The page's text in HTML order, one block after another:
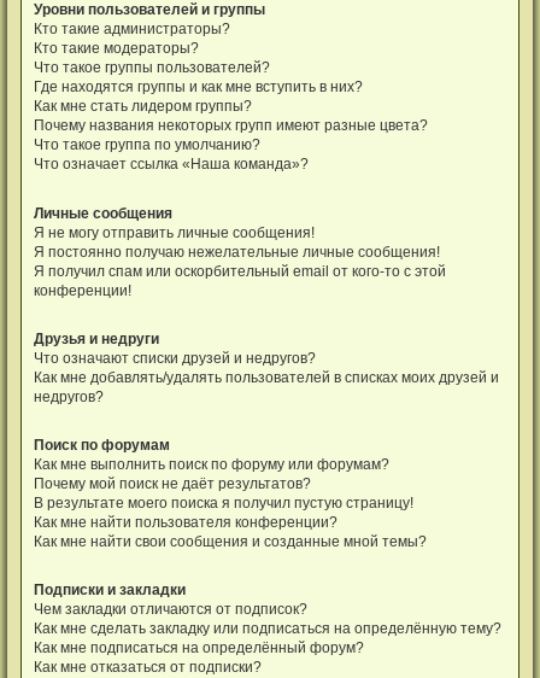
Уровни пользователей и группы
Кто такие администраторы?
Кто такие модераторы?
Что такое группы пользователей?
Где находятся группы и как мне вступить в них?
Как мне стать лидером группы?
Почему названия некоторых групп имеют разные цвета?
Что такое группа по умолчанию?
Что означает ссылка «Наша команда»?
Личные сообщения
Я не могу отправить личные сообщения!
Я постоянно получаю нежелательные личные сообщения!
Я получил спам или оскорбительный email от кого-то с этой
конференции!
Друзья и недруги
Что означают списки друзей и недругов?
Как мне добавлять/удалять пользователей в списках моих друзей и
недругов?
Поиск по форумам
Как мне выполнить поиск по форуму или форумам?
Почему мой поиск не даёт результатов?
В результате моего поиска я получил пустую страницу!
Как мне найти пользователя конференции?
Как мне найти свои сообщения и созданные мной темы?
Подписки и закладки
Чем закладки отличаются от подписок?
Как мне сделать закладку или подписаться на определённую тему?
Как мне подписаться на определённый форум?
Как мне отказаться от подписки?